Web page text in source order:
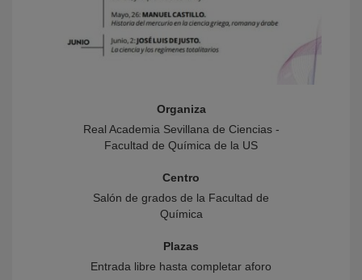
Organiza
Real Academia Sevillana de Ciencias -
Facultad de Química de la US
Centro
Salón de grados de la Facultad de
Química
Plazas
Entrada libre hasta completar aforo